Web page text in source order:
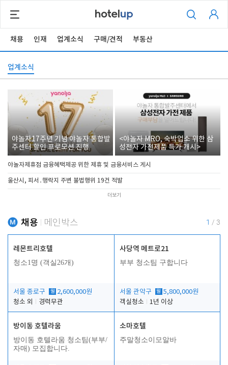
채용 인재 업계소식 구매/견적 부동산
업계소식
야놀자17주년 기념 야놀자 통합발
주센터 할인 프로모션 진행
<야놀자 MRO, 숙박업소 위한 삼
성전자 가전제품 특가 개시>
야놀자제휴점 금융혜택제공 위한 제휴 및 금융서비스 게시
울산시, 피서․행락지 주변 불법행위 19건 적발
더보기
채용 메인박스 1 / 3
레몬트리호텔
청소1명 (객실26개)
서울 종로구 월 2,600,000원
청소 외
경력무관
사당역 메트로21
부부 청소팀 구합니다
서울 관악구 월 5,800,000원
객실청소
1년 이상
방이동 호텔라움
방이동 호텔라움 청소팀(부부/
자매) 모집합니다.
소마호텔
주말청소이모알바